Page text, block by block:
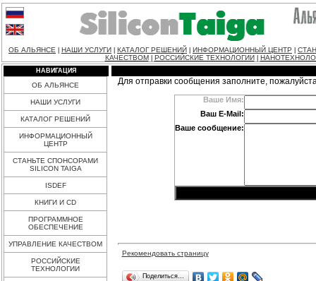
ОБ АЛЬЯНСЕ НАШИ УСЛУГИ КАТАЛОГ РЕШЕНИЙ ИНФОРМАЦИОННЫЙ ЦЕНТР
КАЧЕСТВОМ
РОССИЙСКИЕ ТЕХНОЛОГИИ
НАВИГАЦИЯ
ОБ АЛЬЯНСЕ
НАШИ УСЛУГИ
КАТАЛОГ РЕШЕНИЙ
ИНФОРМАЦИОННЫЙ
ЦЕНТР
СТАНЬТЕ СПОНСОРАМИ
SILICON TAIGA
ISDEF
КНИГИ И CD
ПРОГРАММНОЕ
ОБЕСПЕЧЕНИЕ
УПРАВЛЕНИЕ КАЧЕСТВОМ
РОССИЙСКИЕ
ТЕХНОЛОГИИ
Для отправки сообщения заполните,
Ваше Имя:
Ваш E-Mail:
Ваше сообщение:
Рекомендовать страницу
Поделиться…